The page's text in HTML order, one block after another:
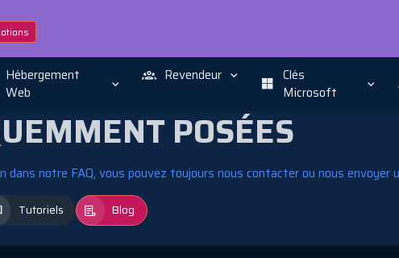
Hébergement
Web
Revendeur
Clés
Microsoft
POSÉES
notre FAQ, vous pouvez toujours nous contacter ou nous envoyer
Tutoriels Blog